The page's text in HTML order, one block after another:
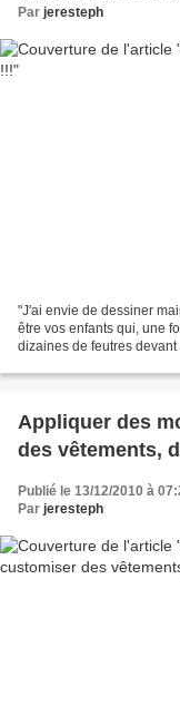
Par jeresteph
"J'ai envie de dessiner
être vos enfants qui, une
dizaines de feutres
Appliquer des
des vêtements,
Publié le 13/12/2010 à
Par jeresteph